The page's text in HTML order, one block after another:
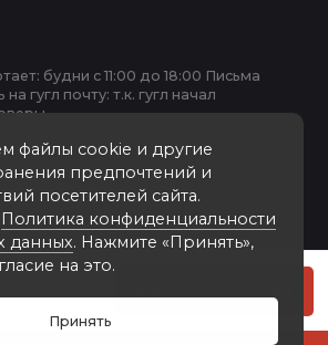
Ежедневник А5 «Посох мудрости». Цвет зеленый
золотом
ляссе
файлы cookie и другие
предпочтений и
посетителей сайта.
Политика конфиденциальности
данных. Нажмите «Принять»,
на это.
Принять
будни с 11:00 до 18:00 Письма
гугл почту: т.к. гугл начал